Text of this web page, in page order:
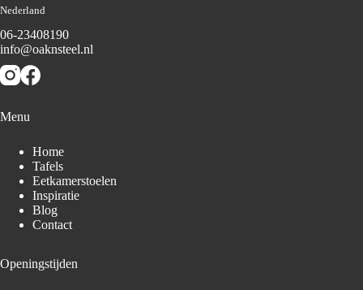
Nederland
06-23408190
info@oaknsteel.nl
Menu
Home
Tafels
Eetkamerstoelen
Inspiratie
Blog
Contact
Openingstijden